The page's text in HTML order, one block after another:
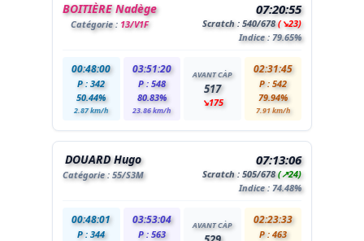
BOITIÈRE Nadège
Catégorie : 13/V1F
07:20:55
Scratch : 540/678(↘23)
Indice : 79.65%
00:48:00
P : 342
50.44%
2.87 km/h
03:51:20
P : 548
80.83%
23.86 km/h
AVANT CÀP
517
↘175
02:31:45
P : 542
79.94%
7.91 km/h
DOUARD Hugo
Catégorie : 55/S3M
07:13:06
Scratch : 505/678(↗24)
Indice : 74.48%
00:48:01
P : 344
03:53:04
P : 563
AVANT CÀP 02:23:33
P : 463